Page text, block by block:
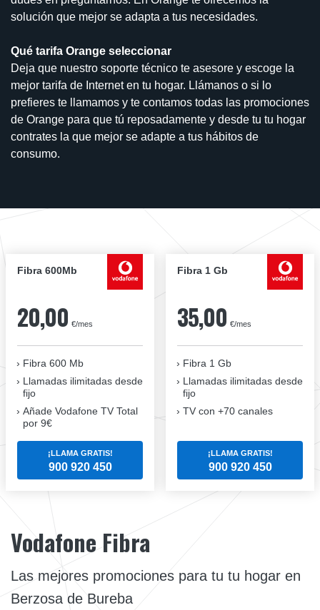
solución que mejor se adapta a tus necesidades.
Qué tarifa Orange seleccionar
Deja que nuestro soporte técnico te asesore y escoge la
mejor tarifa de Internet en tu hogar. Llámanos o si lo
prefieres te llamamos y te contamos todas las promociones
de Orange para que tú reposadamente y desde tu tu hogar
contrates la que mejor se adapte a tus hábitos de
consumo.
Fibra 600Mb
20,00 €/mes
Fibra 600 Mb
Llamadas ilimitadas desde
fijo
Añade Vodafone TV Total
por 9€
¡LLAMA GRATIS!
900 920 450
Fibra 1 Gb
35,00 €/mes
Fibra 1 Gb
Llamadas ilimitadas desde
fijo
TV con +70 canales
¡LLAMA GRATIS!
900 920 450
Vodafone Fibra
Las mejores promociones para tu tu hogar en
Berzosa de Bureba